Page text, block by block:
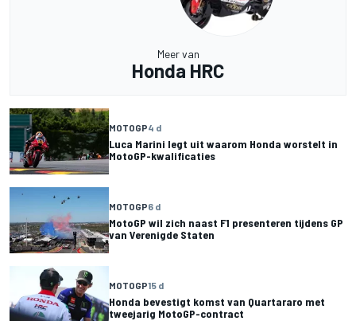
Meer van
Honda HRC
MOTOGP4 d
Luca Marini legt uit waarom Honda worstelt in
MotoGP-kwalificaties
MOTOGP6 d
MotoGP wil zich naast F1 presenteren tijdens GP
van Verenigde Staten
MOTOGP15 d
Honda bevestigt komst van Quartararo met
tweejarig MotoGP-contract